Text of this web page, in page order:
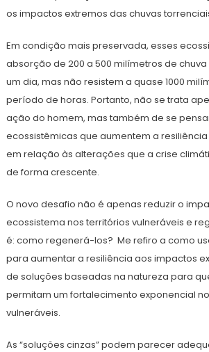
os impactos extremos das chuvas
Em condição mais preservada, esses
absorção de 200 a 500 milímetros de
um dia, mas não resistem a quase 1000
período de horas. Portanto, não se trata
ação do homem, mas também de se
ecossistêmicas que aumentem a
em relação às alterações que a crise
de forma crescente.
O novo desafio não é apenas reduzir o
ecossistema nos territórios vulneráveis e
é: como regenerá-los? Me refiro a como
para aumentar a resiliência aos impactos
de soluções baseadas na natureza para
permitam um fortalecimento exponencial
vulneráveis.
As “soluções cinzas” podem parecer